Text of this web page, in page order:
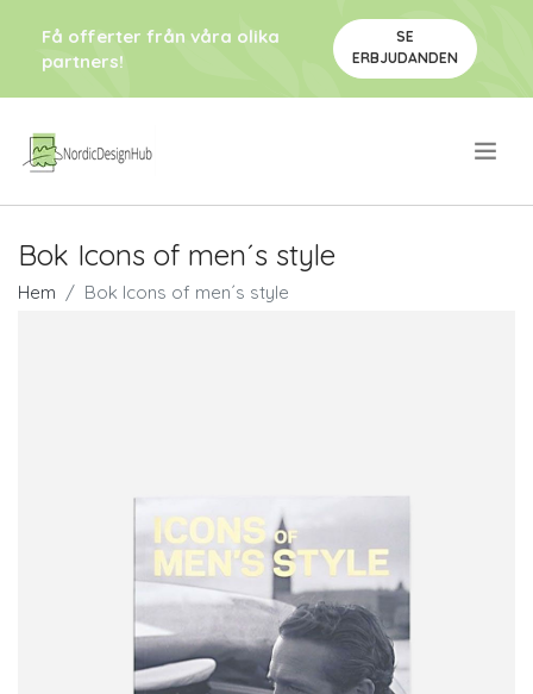
Få offerter från våra olika
partners!
SE
ERBJUDANDEN
Bok Icons of men´s style
Hem Bok Icons of men´s style